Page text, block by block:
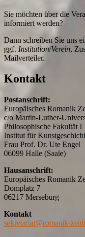
Sie möchten über die
informiert werden?
Dann schreiben Sie uns
ggf. Institution/Verein,
Mailverteiler.
Kontakt
Postanschrift:
Europäisches Romanik
c/o Martin-Luther-
Philosophische Fakultät I
Institut für
Frau Prof. Dr. Ute Engel
06099 Halle (Saale)
Hausanschrift:
Europäisches Romanik
Domplatz 7
06217 Merseburg
Kontakt
sekretariat@romanik-